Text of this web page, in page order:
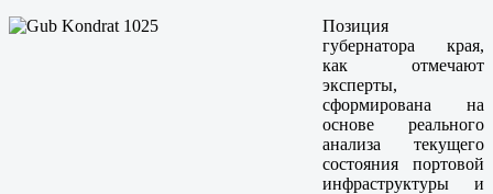
Позиция
губернатора края,
как отмечают
эксперты,
сформирована на
основе реального
анализа текущего
состояния портовой
инфраструктуры и